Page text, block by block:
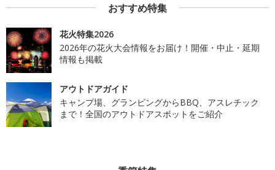
おすすめ特集
花火特集2026
2026年の花火大会情報をお届け！開催・中止・延期
情報も掲載
アウトドアガイド
キャンプ場、グランピングからBBQ、アスレチック
まで！全国のアウトドアスポットをご紹介